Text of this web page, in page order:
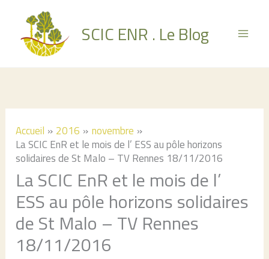
contenu
SCIC ENR . Le Blog
Accueil 2016
novembre
La SCIC EnR et le mois de l’ ESS au pôle horizons
solidaires de St Malo – TV Rennes 18/11/2016
La SCIC EnR et le mois de l’
ESS au pôle horizons solidaires
de St Malo – TV Rennes
18/11/2016